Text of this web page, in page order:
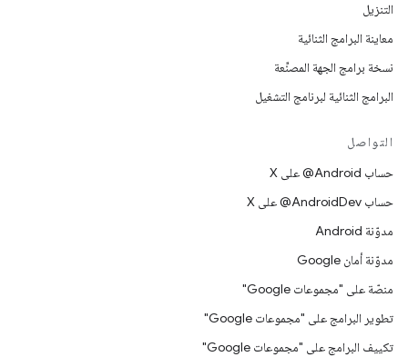
التنزيل
معاينة البرامج الثنائية
نسخة برامج الجهة المصنِّعة
البرامج الثنائية لبرنامج التشغيل
التواصل
حساب ‎@Android على X
حساب ‎@AndroidDev على X
مدوّنة Android
مدوّنة أمان Google
منصّة على "مجموعات Google"
تطوير البرامج على "مجموعات Google"
تكييف البرامج على "مجموعات Google"